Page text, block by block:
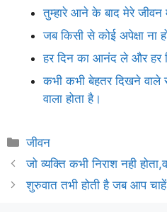
तुम्हारे आने के बाद मेरे जीवन
जब किसी से कोई अपेक्षा ना
हर दिन का आनंद ले और हर
कभी कभी बेहतर दिखने वाले
वाला होता है।
Categories
जीवन
जो व्यक्ति कभी निराश नही
शुरुवात तभी होती है जब आप